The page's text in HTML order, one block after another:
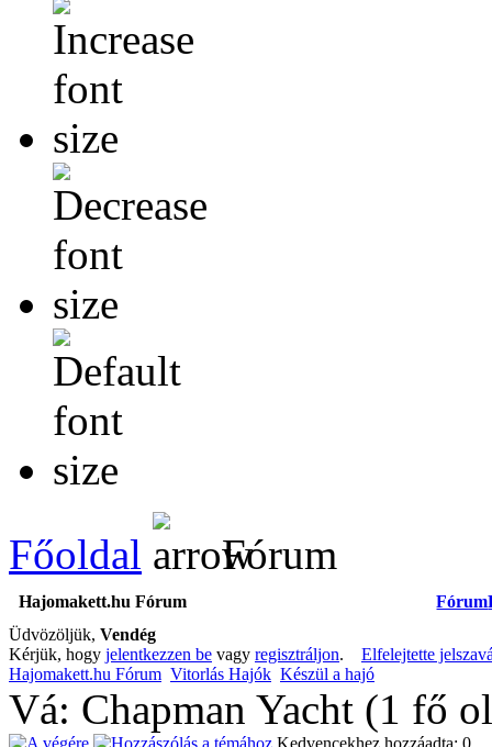
Főoldal Fórum
Hajomakett.hu Fórum Fórum
Üdvözöljük, Vendég
Kérjük, hogy jelentkezzen be vagy regisztráljon. Elfelejtette
Hajomakett.hu Fórum Vitorlás Hajók Készül a hajó
Vá: Chapman Yacht (1 fő
Kedvencekhez hozzáadta: 0